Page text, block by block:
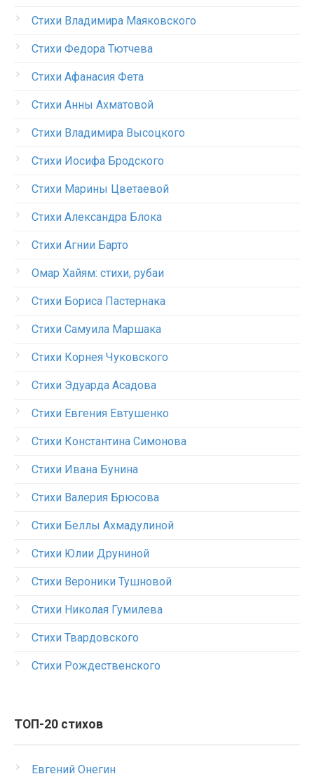
Стихи Владимира Маяковского
Стихи Федора Тютчева
Стихи Афанасия Фета
Стихи Анны Ахматовой
Стихи Владимира Высоцкого
Стихи Иосифа Бродского
Стихи Марины Цветаевой
Стихи Александра Блока
Стихи Агнии Барто
Омар Хайям: стихи, рубаи
Стихи Бориса Пастернака
Стихи Самуила Маршака
Стихи Корнея Чуковского
Стихи Эдуарда Асадова
Стихи Евгения Евтушенко
Стихи Константина Симонова
Стихи Ивана Бунина
Стихи Валерия Брюсова
Стихи Беллы Ахмадулиной
Стихи Юлии Друниной
Стихи Вероники Тушновой
Стихи Николая Гумилева
Стихи Твардовского
Стихи Рождественского
ТОП-20 стихов
Евгений Онегин